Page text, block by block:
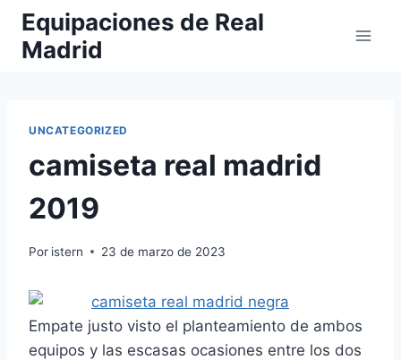
Saltar
contenido
Equipaciones de Real
Madrid
UNCATEGORIZED
camiseta real madrid
2019
Por istern 23 de marzo de 2023
Empate justo visto el planteamiento de ambos
equipos y las escasas ocasiones entre los dos